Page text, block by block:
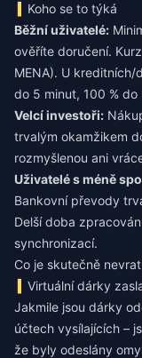
Koho se to týká
Běžní uživatelé:
ověříte doručení.
MENA). U
do 5 minut, 100 % do
Velcí investoři:
trvalým okamžikem
rozmyšlenou ani
Uživatelé s méně
Bankovní převody
Delší doba
synchronizací.
Co je skutečně
Virtuální dárky
Jakmile jsou dárky
účtech vysílajících –
že byly odeslány